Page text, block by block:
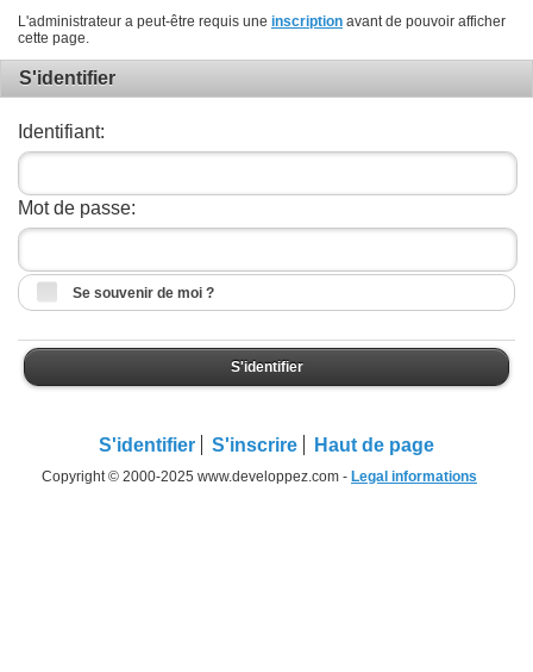
L'administrateur a peut-être requis une inscription avant de pouvoir afficher
cette page.
S'identifier
Identifiant:
Mot de passe:
Se souvenir de moi ?
S'identifier
S'identifier S'inscrire Haut de page
Copyright © 2000-2025 www.developpez.com - Legal informations